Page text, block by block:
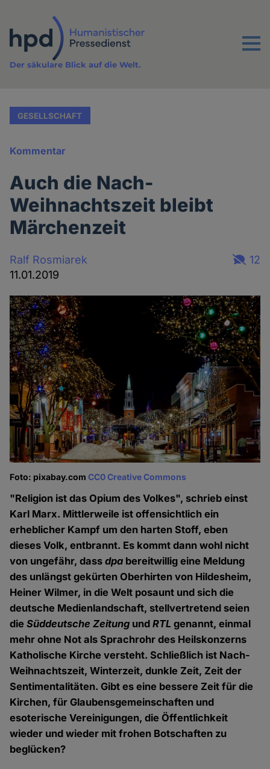
Inhalt
Menu
Der säkulare Blick auf die Welt.
GESELLSCHAFT
Kommentar
Auch die Nach-
Weihnachtszeit bleibt
Märchenzeit
Ralf Rosmiarek
11.01.2019
12
Foto: pixabay.comCC0 Creative Commons
"Religion ist das Opium des Volkes", schrieb einst
Karl Marx. Mittlerweile ist offensichtlich ein
erheblicher Kampf um den harten Stoff, eben
dieses Volk, entbrannt. Es kommt dann wohl nicht
von ungefähr, dassdpa bereitwillig eine Meldung
des unlängst gekürten Oberhirten von Hildesheim,
Heiner Wilmer, in die Welt posaunt und sich die
deutsche Medienlandschaft, stellvertretend seien
dieSüddeutsche Zeitung undRTL genannt, einmal
mehr ohne Not als Sprachrohr des Heilskonzerns
Katholische Kirche versteht. Schließlich ist Nach-
Weihnachtszeit, Winterzeit, dunkle Zeit, Zeit der
Sentimentalitäten. Gibt es eine bessere Zeit für die
Kirchen, für Glaubensgemeinschaften und
esoterische Vereinigungen, die Öffentlichkeit
wieder und wieder mit frohen Botschaften zu
beglücken?